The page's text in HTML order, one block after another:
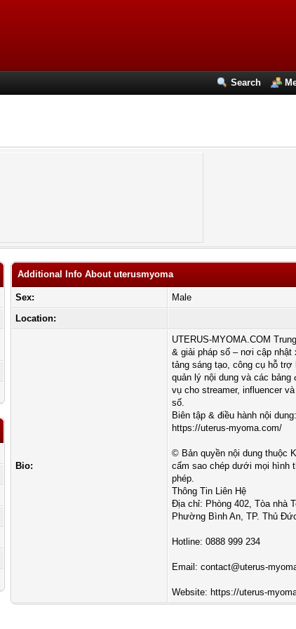
Search
Additional Info About uterusmyoma
Sex:
Male
Location:
Bio:
UTERUS-MYOMA.COM
& giải pháp số – nơi cập
tảng sáng tạo, công cụ hỗ trợ
quản lý nội dung và các bảng
vụ cho streamer, influencer
số.
Biên tập & điều hành nội
https://uterus-myoma.com/
© Bản quyền nội dung thuộc
cấm sao chép dưới mọi hình
phép.
Thông Tin Liên Hệ
Địa chỉ: Phòng 402, Tòa nhà
Phường Bình An, TP. Thủ
Hotline: 0888 999 234
Email:contact@uterus-
Website: https://uterus-